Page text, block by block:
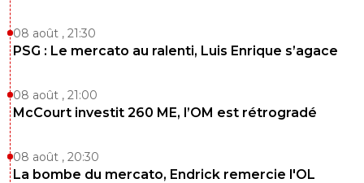
Tu veux certainement parler de vos échecs
1+
Peut être entre autre à cause de ton club, au
banqueroute à cause d'un cow-boy
08 août , 21:30
PSG : Le mercato au ralenti, Luis Enrique s’agace
08 août , 21:00
McCourt investit 260 ME, l’OM est rétrogradé
08 août , 20:30
La bombe du mercato, Endrick remercie l'OL